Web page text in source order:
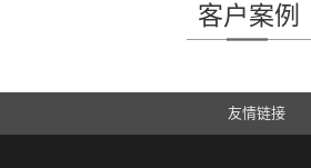
客户案例
友情链接